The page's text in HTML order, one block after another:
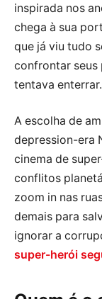
inspirada nos
chega à sua
que já viu tudo
confrontar seus
tentava enterrar.
A escolha de
depression-era
cinema de
conflitos
zoom in nas
demais para
ignorar a
super-herói